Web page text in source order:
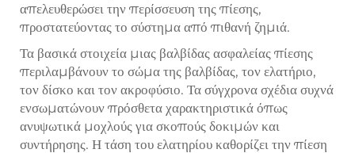
απελευθερώσει την περίσσευση της πίεσης,
προστατεύοντας το σύστημα από πιθανή ζημιά.
Τα βασικά στοιχεία μιας βαλβίδας ασφαλείας πίεσης
περιλαμβάνουν το σώμα της βαλβίδας, τον ελατήριο,
τον δίσκο και τον ακροφύσιο. Τα σύγχρονα σχέδια συχνά
ενσωματώνουν πρόσθετα χαρακτηριστικά όπως
ανυψωτικά μοχλούς για σκοπούς δοκιμών και
συντήρησης. Η τάση του ελατηρίου καθορίζει την πίεση